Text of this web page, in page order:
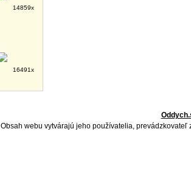
14859x
16491x
Obsah webu vytvárajú jeho používatelia,